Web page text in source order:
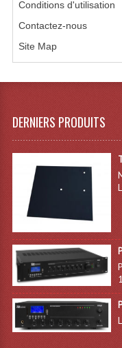
Conditions d'utilisation
Contactez-nous
Site Map
DERNIERS PRODUITS